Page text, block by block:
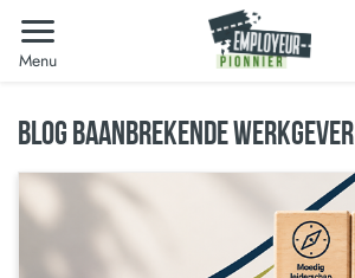
Menu
BLOG BAANBREKENDE WERKGEVER